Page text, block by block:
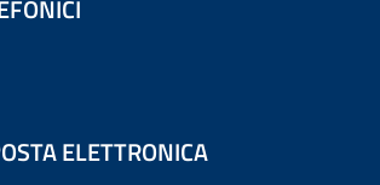
ELETTRONICA